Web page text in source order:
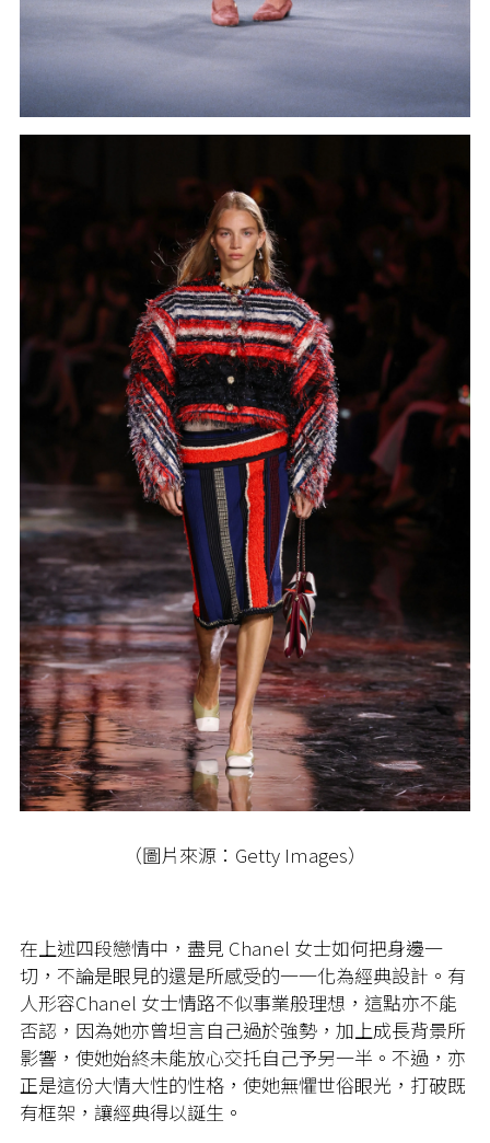
（圖片來源：Getty Images）
在上述四段戀情中，盡見 Chanel 女士如何把身邊一
切，不論是眼見的還是所感受的一一化為經典設計。有
人形容Chanel 女士情路不似事業般理想，這點亦不能
否認，因為她亦曾坦言自己過於強勢，加上成長背景所
影響，使她始終未能放心交托自己予另一半。不過，亦
正是這份大情大性的性格，使她無懼世俗眼光，打破既
有框架，讓經典得以誕生。